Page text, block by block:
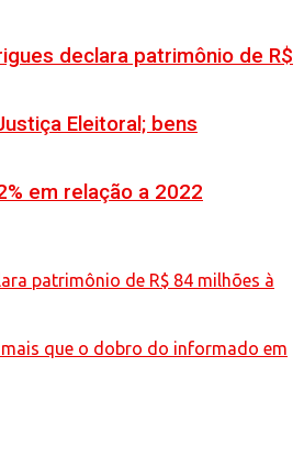
declara patrimônio de R$
Eleitoral; bens
em relação a 2022